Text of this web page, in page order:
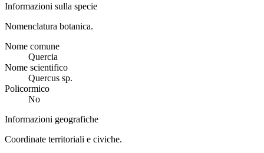
Informazioni sulla specie
Nomenclatura botanica.
Nome comune
Quercia
Nome scientifico
Quercus sp.
Policormico
No
Informazioni geografiche
Coordinate territoriali e civiche.